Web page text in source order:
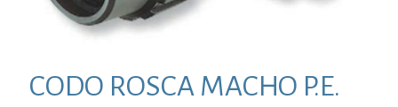
CODO ROSCA MACHO P.E.